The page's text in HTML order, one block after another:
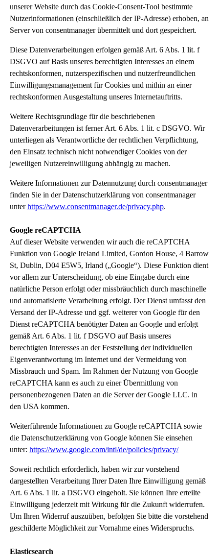
unserer Website durch das Cookie-Consent-Tool bestimmte
Nutzerinformationen (einschließlich der IP-Adresse) erhoben, an
Server von consentmanager übermittelt und dort gespeichert.
Diese Datenverarbeitungen erfolgen gemäß Art. 6 Abs. 1 lit. f
DSGVO auf Basis unseres berechtigten Interesses an einem
rechtskonformen, nutzerspezifischen und nutzerfreundlichen
Einwilligungsmanagement für Cookies und mithin an einer
rechtskonformen Ausgestaltung unseres Internetauftritts.
Weitere Rechtsgrundlage für die beschriebenen
Datenverarbeitungen ist ferner Art. 6 Abs. 1 lit. c DSGVO. Wir
unterliegen als Verantwortliche der rechtlichen Verpflichtung,
den Einsatz technisch nicht notwendiger Cookies von der
jeweiligen Nutzereinwilligung abhängig zu machen.
Weitere Informationen zur Datennutzung durch consentmanager
finden Sie in der Datenschutzerklärung von consentmanager
unterhttps://www.consentmanager.de/privacy.php.
Google reCAPTCHA
Auf dieser Website verwenden wir auch die reCAPTCHA
Funktion von Google Ireland Limited, Gordon House, 4 Barrow
St, Dublin, D04 E5W5, Irland („Google“). Diese Funktion dient
vor allem zur Unterscheidung, ob eine Eingabe durch eine
natürliche Person erfolgt oder missbräuchlich durch maschinelle
und automatisierte Verarbeitung erfolgt. Der Dienst umfasst den
Versand der IP-Adresse und ggf. weiterer von Google für den
Dienst reCAPTCHA benötigter Daten an Google und erfolgt
gemäß Art. 6 Abs. 1 lit. f DSGVO auf Basis unseres
berechtigten Interesses an der Feststellung der individuellen
Eigenverantwortung im Internet und der Vermeidung von
Missbrauch und Spam. Im Rahmen der Nutzung von Google
reCAPTCHA kann es auch zu einer Übermittlung von
personenbezogenen Daten an die Server der Google LLC. in
den USA kommen.
Weiterführende Informationen zu Google reCAPTCHA sowie
die Datenschutzerklärung von Google können Sie einsehen
unter: https://www.google.com/intl/de/policies/privacy/
Soweit rechtlich erforderlich, haben wir zur vorstehend
dargestellten Verarbeitung Ihrer Daten Ihre Einwilligung gemäß
Art. 6 Abs. 1 lit. a DSGVO eingeholt. Sie können Ihre erteilte
Einwilligung jederzeit mit Wirkung für die Zukunft widerrufen.
Um Ihren Widerruf auszuüben, befolgen Sie bitte die vorstehend
geschilderte Möglichkeit zur Vornahme eines Widerspruchs.
Elasticsearch